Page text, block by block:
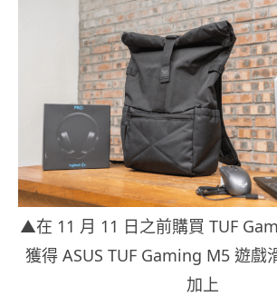
▲在 11 月 11 日之前購買 TUF
獲得 ASUS TUF Gaming M5 遊戲
加上